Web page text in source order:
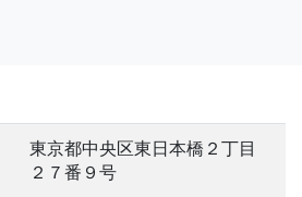
東京都中央区東日本橋２丁目
２７番９号